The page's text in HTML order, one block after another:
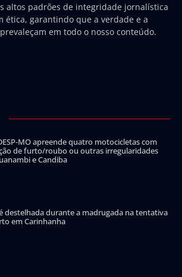
altos padrões de integridade jornalística
ética, garantindo que a verdade e a
em todo o nosso conteúdo.
MO apreende quatro motocicletas com
de furto/roubo ou outras irregularidades
e Candiba
destelhada durante a madrugada na tentativa
em Carinhanha